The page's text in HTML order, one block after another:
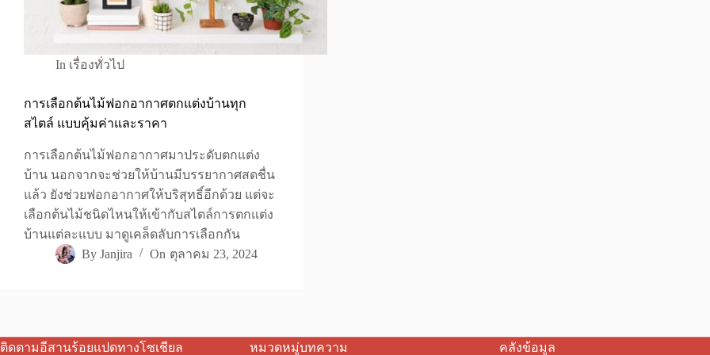
In เรื่องทั่วไป
การเลือกต้นไม้ฟอกอากาศตกแต่งบ้านทุก
สไตล์ แบบคุ้มค่าและราคา
การเลือกต้นไม้ฟอกอากาศมาประดับตกแต่ง
บ้าน นอกจากจะช่วยให้บ้านมีบรรยากาศสดชื่น
แล้ว ยังช่วยฟอกอากาศให้บริสุทธิ์อีกด้วย แต่จะ
เลือกต้นไม้ชนิดไหนให้เข้ากับสไตล์การตกแต่ง
บ้านแต่ละแบบ มาดูเคล็ดลับการเลือกกัน
By Janjira On ตุลาคม 23, 2024
ติดตามอีสานร้อยแปดทางโซเชียล หมวดหมู่บทความ คลังข้อมูล